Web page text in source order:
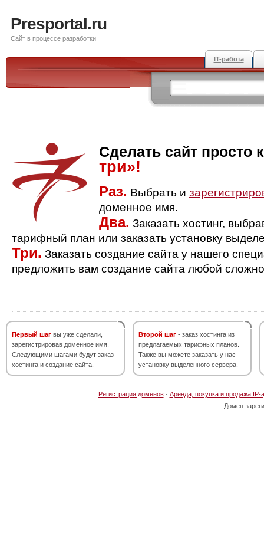
Presportal.ru
Сайт в процессе разработки
IT-работа
Сделать сайт просто
три»!
Раз. Выбрать и
доменное имя.
Два. Заказать хостинг,
тарифный план или заказать установку
Три. Заказать создание сайта у нашего
предложить вам создание сайта любой
Первый шаг вы уже сделали,
зарегистрировав доменное имя.
Следующими шагами будут заказ
хостинга и создание сайта.
Второй шаг - заказ хостинга из
предлагаемых тарифных планов.
Также вы можете заказать у нас
установку выделенного сервера.
Регистрация доменов· Аренда, покупка и продажа IP-
Домен